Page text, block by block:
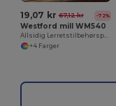
19,07 kr 67,12 kr -72%
Westford mill WM540
Allsidig Lerretstilbehørspose for Tilpasning
+4 Farger